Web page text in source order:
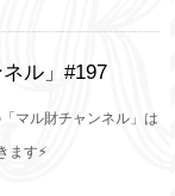
ル」#197
マル財チャンネル」は
ます⚡️